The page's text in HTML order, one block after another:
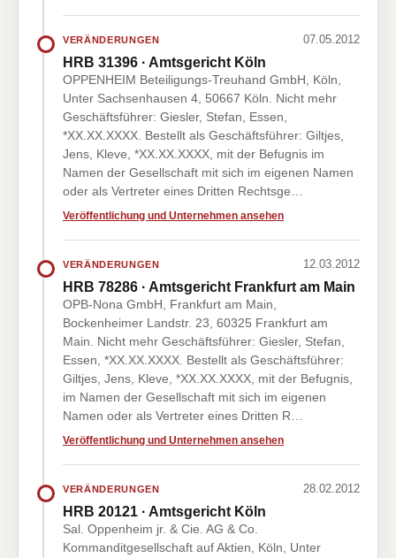
VERÄNDERUNGEN 07.05.2012
HRB 31396 · Amtsgericht Köln
OPPENHEIM Beteiligungs-Treuhand GmbH, Köln,
Unter Sachsenhausen 4, 50667 Köln. Nicht mehr
Geschäftsführer: Giesler, Stefan, Essen,
*XX.XX.XXXX. Bestellt als Geschäftsführer: Giltjes,
Jens, Kleve, *XX.XX.XXXX, mit der Befugnis im
Namen der Gesellschaft mit sich im eigenen Namen
oder als Vertreter eines Dritten Rechtsge…
Veröffentlichung und Unternehmen ansehen
VERÄNDERUNGEN 12.03.2012
HRB 78286 · Amtsgericht Frankfurt am Main
OPB-Nona GmbH, Frankfurt am Main,
Bockenheimer Landstr. 23, 60325 Frankfurt am
Main. Nicht mehr Geschäftsführer: Giesler, Stefan,
Essen, *XX.XX.XXXX. Bestellt als Geschäftsführer:
Giltjes, Jens, Kleve, *XX.XX.XXXX, mit der Befugnis,
im Namen der Gesellschaft mit sich im eigenen
Namen oder als Vertreter eines Dritten R…
Veröffentlichung und Unternehmen ansehen
VERÄNDERUNGEN 28.02.2012
HRB 20121 · Amtsgericht Köln
Sal. Oppenheim jr. & Cie. AG & Co.
Kommanditgesellschaft auf Aktien, Köln, Unter